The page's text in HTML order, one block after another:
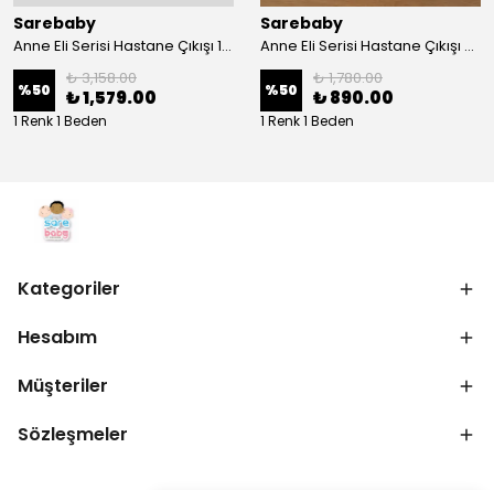
Sarebaby
Anne Eli Serisi Hastane Çıkışı 10'lu Set Oyuncak Hediyeli Organik
%50
₺ 3,158.00
₺ 1,579.00
1 Renk 1 Beden
Sarebaby
Anne Eli Serisi Hastane Çıkışı 5li Set
%50
₺ 1,780.00
₺ 890.00
1 Renk 1 Beden
Kategoriler
Hesabım
Müşteriler
Sözleşmeler